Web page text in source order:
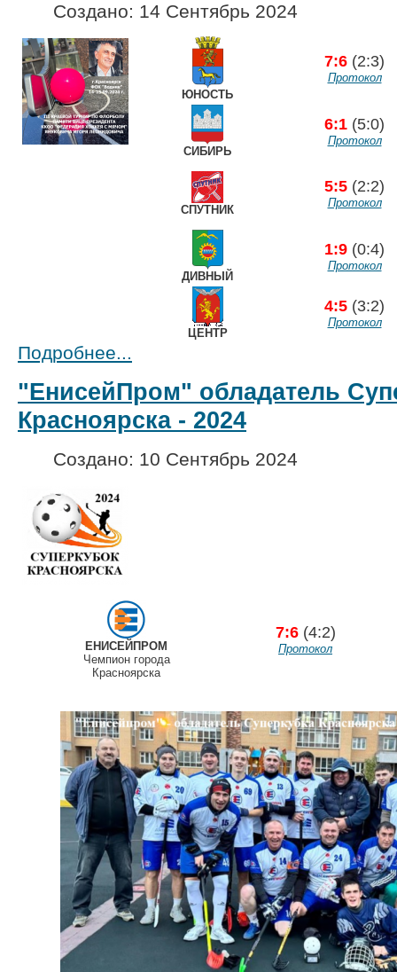
Создано: 14 Сентябрь 2024
ЮНОСТЬ
7:6 (2:3)
Протокол
СИБИРЬ
6:1 (5:0)
Протокол
СПУТНИК
5:5 (2:2)
Протокол
ДИВНЫЙ
1:9 (0:4)
Протокол
ЦЕНТР
4:5 (3:2)
Протокол
Подробнее...
"ЕнисейПром" обладатель
Красноярска - 2024
Создано: 10 Сентябрь 2024
ЕНИСЕЙПРОМ
Чемпион города
Красноярска
7:6 (4:2)
Протокол